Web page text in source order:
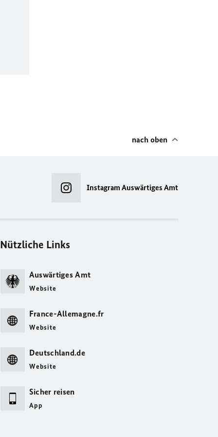
nach oben
Instagram Auswärtiges Amt
Nützliche Links
Auswärtiges Amt
Website
France-Allemagne.fr
Website
Deutschland.de
Website
Sicher reisen
App